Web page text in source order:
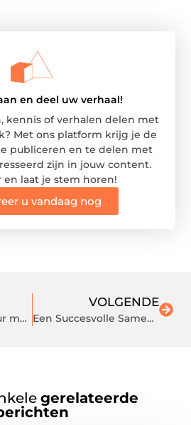
en deel uw verhaal!
kennis of verhalen delen met
Met ons platform krijg je de
publiceren en te delen met
zijn in jouw content.
en laat je stem horen!
u vandaag nog
Goedkope interieur metamorfose
VOLGENDE
Een Succesvolle Samenwerking met Wevers Webdesign: Onze Positieve Ervaring
gerelateerde